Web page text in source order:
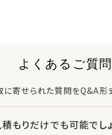
よくあるご質問
寄せられた質問をQ&A形
もりだけでも可能でし